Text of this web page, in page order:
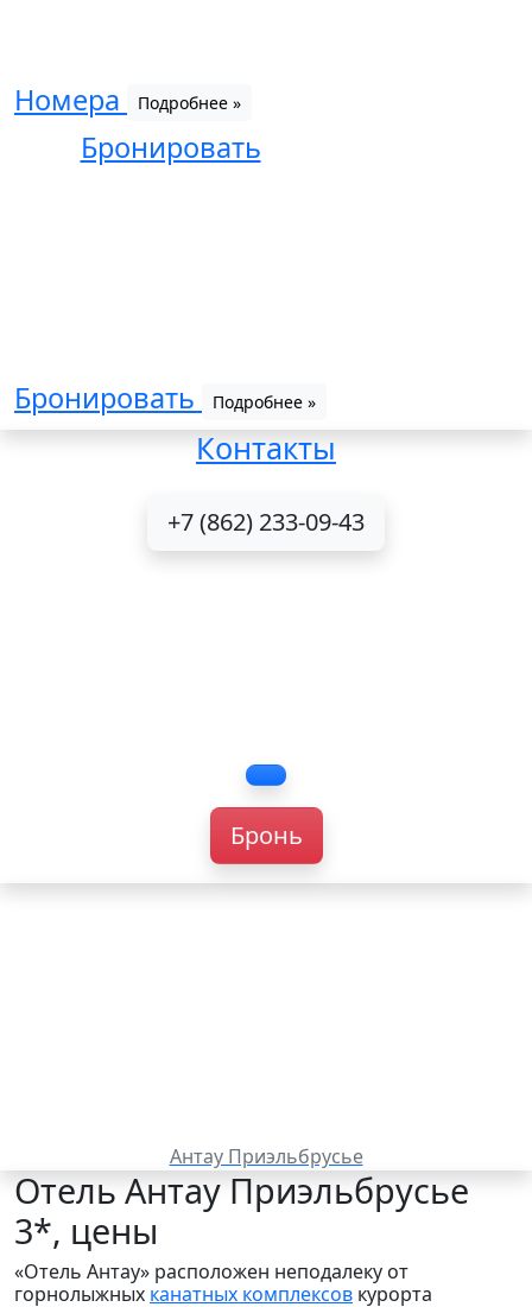
Номера Подробнее »
Бронировать
Бронировать Подробнее »
Контакты
+7 (862) 233-09-43
Бронь
Антау Приэльбрусье
Отель Антау Приэльбрусье
3*, цены
«Отель Антау» расположен неподалеку от
горнолыжных канатных комплексов курорта